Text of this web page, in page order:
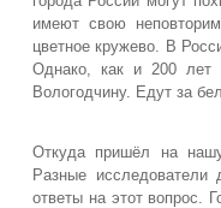
имеют свою
цветное кружево. В
Однако, как и 200 лет
Вологодчину. Едут за
Откуда пришёл на
Разные исследователи
ответы на этот вопрос.